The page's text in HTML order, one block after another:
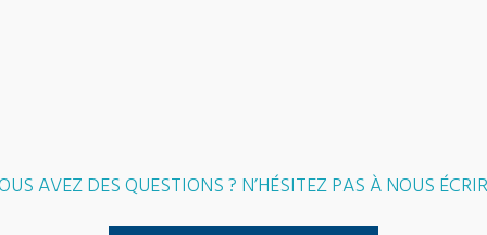
AVEZ DES QUESTIONS ? N’HÉSITEZ PAS À NOUS